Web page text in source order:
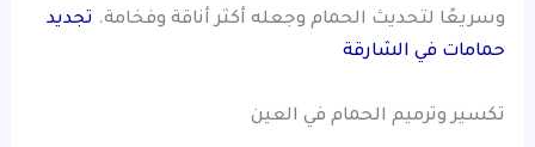
وسريعًا لتحديث الحمام وجعله أكثر أناقة وفخامة. تجديد
حمامات في الشارقة
تكسير وترميم الحمام في العين